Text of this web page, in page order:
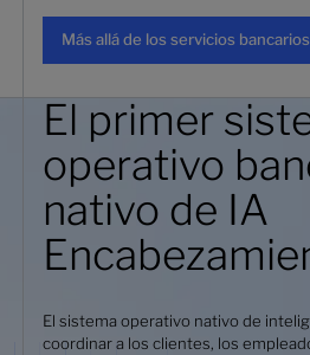
Más allá de los servicios bancarios
El primer
operativo
nativo de IA
El sistema operativo nativo de
coordinar a los clientes, los